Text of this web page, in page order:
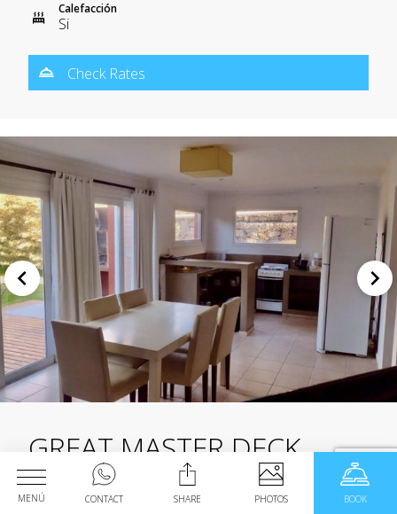
Calefacción
Si
Check Rates
GREAT MASTER DECK
MENÚ CONTACT SHARE PHOTOS BOOK